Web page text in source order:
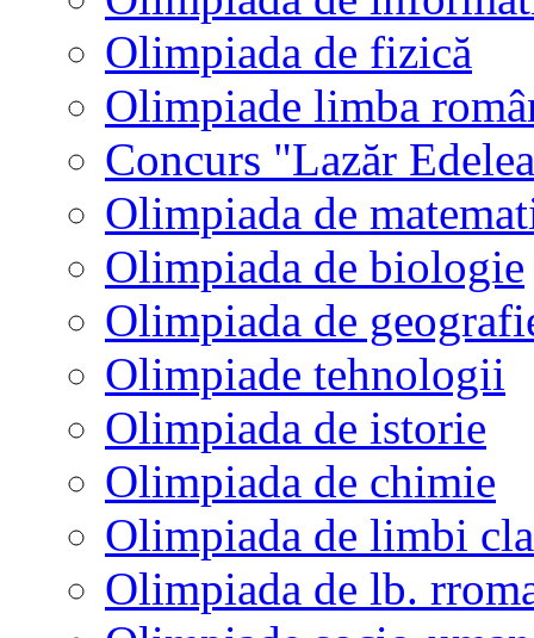
Olimpiada de fizică
Olimpiade limba
Concurs "Lazăr
Olimpiada de
Olimpiada de biologie
Olimpiada de
Olimpiade tehnologii
Olimpiada de istorie
Olimpiada de chimie
Olimpiada de limbi
Olimpiada de lb.